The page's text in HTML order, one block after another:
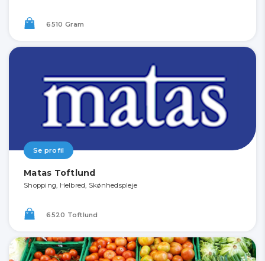
6510 Gram
Se profil
Matas Toftlund
Shopping, Helbred, Skønhedspleje
6520 Toftlund